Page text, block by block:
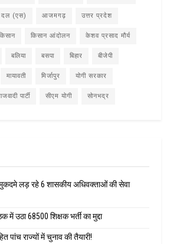
दल (एस) आजमगढ़ उत्तर प्रदेश
किसान आंदोलन केशव प्रसाद मौर्य
बलिया बसपा बिहार बीजेपी
मायावती मिर्जापुर योगी सरकार
पार्टी सीएम योगी सोनभद्र
लड़ रहे 6 शासकीय अधिवक्ताओं की सेवा
में उठा 68500 शिक्षक भर्ती का मुद्दा
पांच राज्यों में चुनाव की तैयारी!